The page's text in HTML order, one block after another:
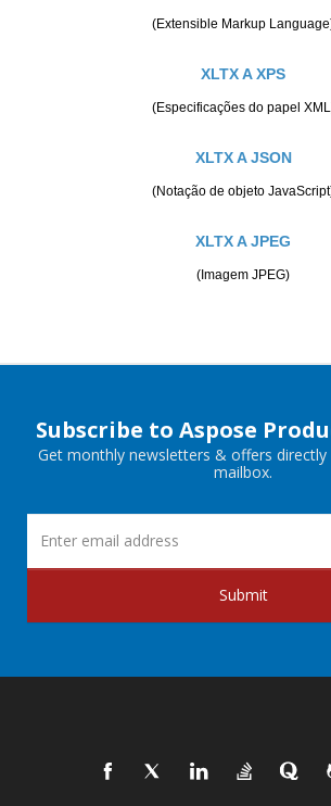
(Extensible Markup
XLTX A XPS
(Especificações do papel
XLTX A JSON
(Notação de objeto
XLTX A JPEG
(Imagem JPEG)
Subscribe to Aspose
Get monthly newsletters & offers
mailbox.
Submit